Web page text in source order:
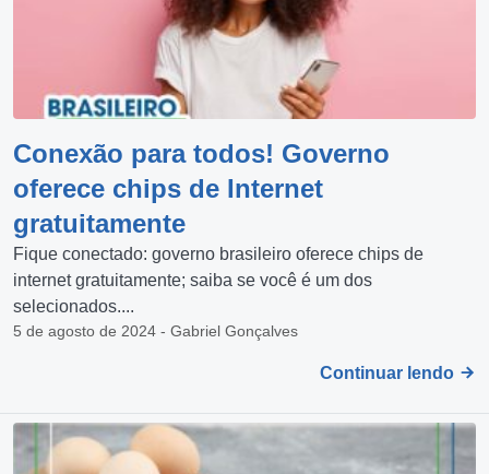
Conexão para todos! Governo
oferece chips de Internet
gratuitamente
Fique conectado: governo brasileiro oferece chips de
internet gratuitamente; saiba se você é um dos
selecionados....
5 de agosto de 2024 - Gabriel Gonçalves
Continuar lendo